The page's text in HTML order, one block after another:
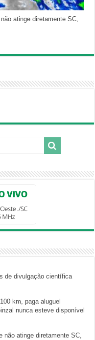
atinge diretamente SC,
de divulgação científica
km, paga aluguel
nunca esteve disponível
não atinge diretamente SC,